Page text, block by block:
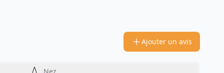
Ajouter un avis